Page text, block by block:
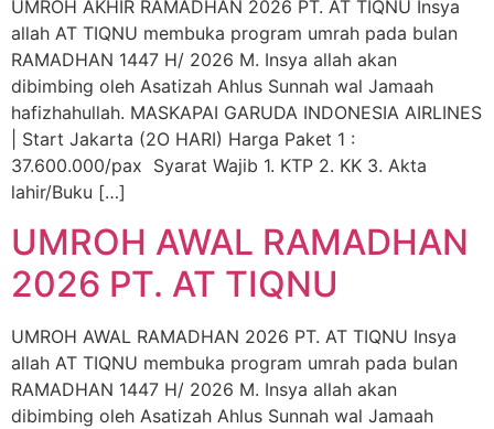
UMROH AKHIR RAMADHAN 2026 PT. AT TIQNU Insya
allah AT TIQNU membuka program umrah pada bulan
RAMADHAN 1447 H/ 2026 M. Insya allah akan
dibimbing oleh Asatizah Ahlus Sunnah wal Jamaah
hafizhahullah. MASKAPAI GARUDA INDONESIA AIRLINES
| Start Jakarta (2O HARI) Harga Paket 1 :
37.600.000/pax Syarat Wajib 1. KTP 2. KK 3. Akta
lahir/Buku […]
UMROH AWAL RAMADHAN
2026 PT. AT TIQNU
UMROH AWAL RAMADHAN 2026 PT. AT TIQNU Insya
allah AT TIQNU membuka program umrah pada bulan
RAMADHAN 1447 H/ 2026 M. Insya allah akan
dibimbing oleh Asatizah Ahlus Sunnah wal Jamaah